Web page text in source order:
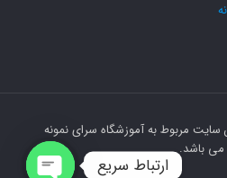
مربوط به آموزشگاه سرای نمونه
می باشد.
ارتباط سریع